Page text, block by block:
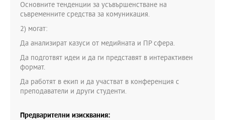
Основните тенденции за усъвършенстване на
съвременните средства за комуникация.
2) могат:
Да анализират казуси от медийната и ПР сфера.
Да подготвят идеи и да ги представят в интерактивен
формат.
Да работят в екип и да участват в конференция с
преподаватели и други студенти.
Предварителни изисквания: